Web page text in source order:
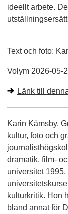
ideellt arbete.
Text och foto:
Volym 2026-05-
Länk till
Karin Kämsby,
kultur, foto och
dramatik, film-
universitet
kulturkritik. Hon
bland annat för